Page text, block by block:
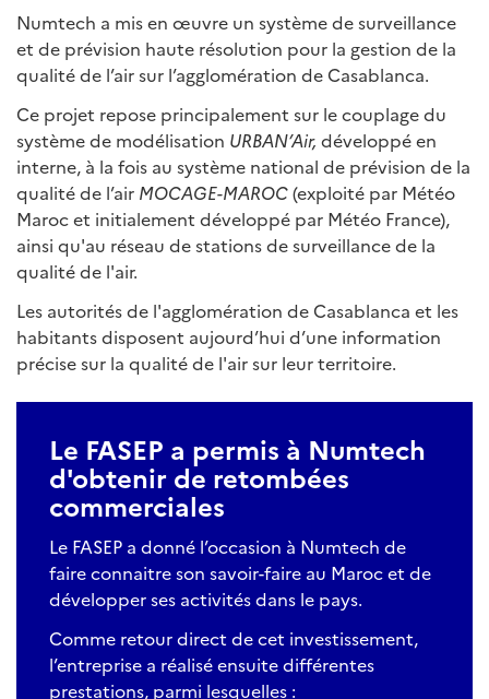
Numtech a mis en œuvre un système de surveillance
et de prévision haute résolution pour la gestion de la
qualité de l’air sur l’agglomération de Casablanca.
Ce projet repose principalement sur le couplage du
système de modélisation URBAN’Air, développé en
interne, à la fois au système national de prévision de la
qualité de l’air MOCAGE-MAROC(exploité par Météo
Maroc et initialement développé par Météo France),
ainsi qu'au réseau de stations de surveillance de la
qualité de l'air.
Les autorités de l'agglomération de Casablanca et les
habitants disposent aujourd’hui d’une information
précise sur la qualité de l'air sur leur territoire.
Le FASEP a permis à Numtech
d'obtenir de retombées
commerciales
Le FASEP a donné l’occasion à Numtech de
faire connaitre son savoir-faire au Maroc et de
développer ses activités dans le pays.
Comme retour direct de cet investissement,
l’entreprise a réalisé ensuite différentes
prestations, parmi lesquelles :